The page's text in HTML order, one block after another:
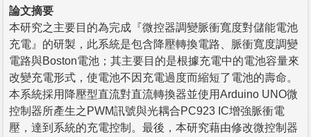
論文摘要
本研究之主要目的為完成『微控器調變脈衝寬度對儲能電池
充電』的研製，此系統是包含降壓轉換電路、脈衝寬度調變
電路與Boston電池；其主要目的是根據充電中的電池容量來
改變充電形式，使電池不因充電過度而縮短了電池的壽命。
本系統採用降壓型直流對直流轉換器並使用Arduino UNO微
控制器所產生之PWM訊號與光耦合PC923 IC增強脈衝電
壓，達到系統的充電控制。最後，本研究藉由修改微控制器